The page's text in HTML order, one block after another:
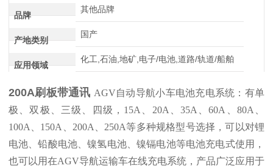
品牌
其他品牌
产地类别
国产
应用领域
化工,石油,地矿,电子/电池,道路/轨道/船舶
200A刷板带通讯 AGV自动导航小车电池充电系统：有单
极、双极、三级、四级，15A、20A、35A、60A、80A、
100A、150A、200A、250A等多种规格型号选择，可以对锂
电池、铅酸电池、镍氢电池、镍镉电池等电池充电式使用，
也可以用在AGV导航运输车在线充电系统，产品广泛应用于